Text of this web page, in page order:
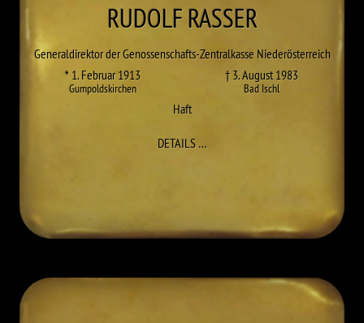
RUDOLFRASSER
Generaldirektor der Genossenschafts-Zentralkasse Niederösterreich
* 1. Februar 1913
Gumpoldskirchen
† 3. August 1983
Bad Ischl
Haft
DETAILS…ZU RUDOLF RASSER